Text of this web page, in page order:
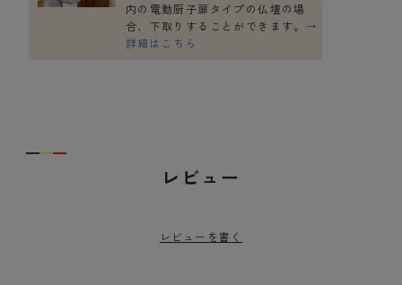
内の電動厨子扉タイプの仏壇の場
合、下取りすることができます。 →
詳細はこちら
レビュー
レビューを書く